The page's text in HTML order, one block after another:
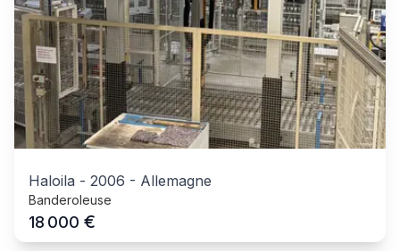
Haloila - 2006 - Allemagne
Banderoleuse
18 000 €